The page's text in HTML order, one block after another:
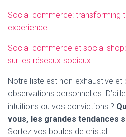
Social commerce: transforming
experience
Social commerce et social
sur les réseaux sociaux
Notre liste est non-exhaustive et
observations personnelles.
intuitions ou vos convictions ?
vous, les grandes tendances
Sortez vos boules de cristal !